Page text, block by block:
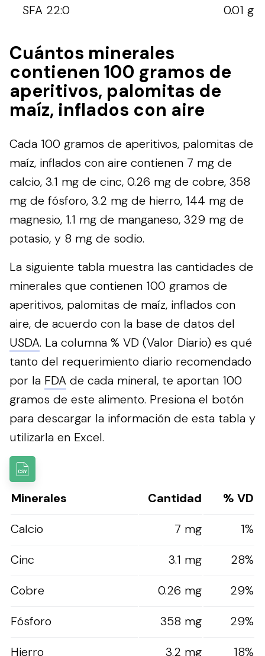
SFA 22:0
0.01 g
Cuántos minerales
contienen 100 gramos de
aperitivos, palomitas de
maíz, inflados con aire
Cada 100 gramos de aperitivos, palomitas de
maíz, inflados con aire contienen 7 mg de
calcio, 3.1 mg de cinc, 0.26 mg de cobre, 358
mg de fósforo, 3.2 mg de hierro, 144 mg de
magnesio, 1.1 mg de manganeso, 329 mg de
potasio, y 8 mg de sodio.
La siguiente tabla muestra las cantidades de
minerales que contienen 100 gramos de
aperitivos, palomitas de maíz, inflados con
aire, de acuerdo con la base de datos del
USDA. La columna % VD (Valor Diario) es qué
tanto del requerimiento diario recomendado
por la FDA de cada mineral, te aportan 100
gramos de este alimento. Presiona el botón
para descargar la información de esta tabla y
utilizarla en Excel.
Minerales Cantidad
% VD
Calcio
7 mg
1%
Cinc
3.1 mg
28%
Cobre
0.26 mg
29%
Fósforo
358 mg
29%
Hierro
3.2 mg 18%